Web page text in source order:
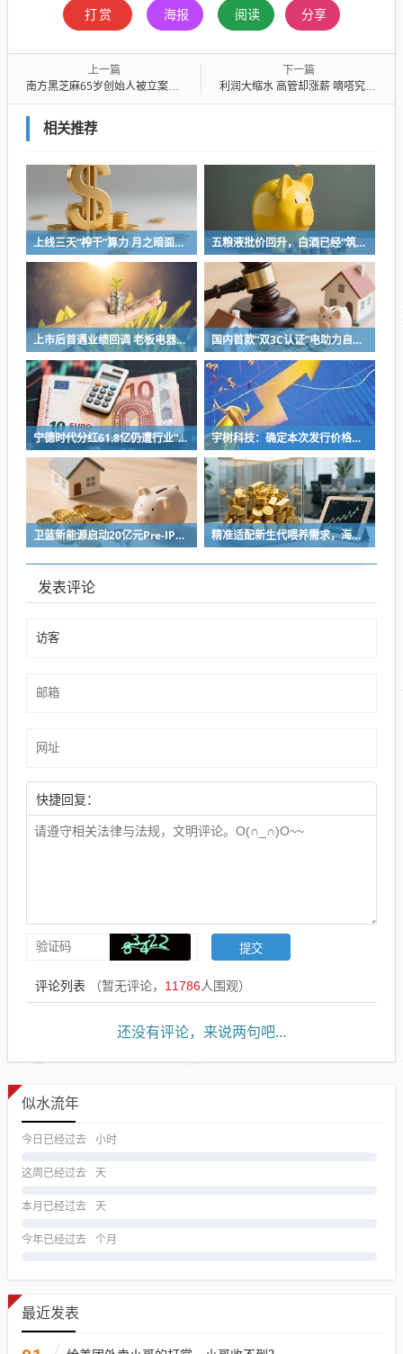
打赏 海报 阅读 分享
上一篇
南方黑芝麻65岁创始人被立案调查，涉嫌信披违规
下一篇
利润大缩水 高管却涨薪 嘀嗒究竟出行向何方？
相关推荐
上线三天“榨干”算力 月之暗面被Kimi K3“逼”着IPO 五粮液批价回升，白酒已经“筑底”？
上市后首遇业绩回调 老板电器将完成代际交棒 少帅掌舵闯存量周期 国内首款“双3C认证”电助力自行车上市，京东京造率先完成全链路安全认证
宁德时代分红61.8亿仍遭行业“去宁德化” 曾毓群的“尊重考题”该怎么答？ 宇树科技：确定本次发行价格为 150.80元/股
卫蓝新能源启动20亿元Pre-IPO轮融资 冲刺2027年创业板上市 精准适配新生代喂养需求，海普诺凯双新品解锁育儿新选择！
发表评论
快捷回复：
评论列表 （暂无评论， 11786人围观）
还没有评论，来说两句吧...
似水流年
今日已经过去 小时
这周已经过去 天
本月已经过去 天
今年已经过去 个月
最近发表